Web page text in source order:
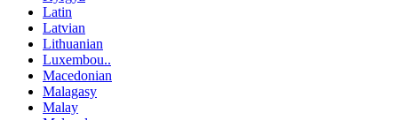
Latin
Latvian
Lithuanian
Luxembou..
Macedonian
Malagasy
Malay